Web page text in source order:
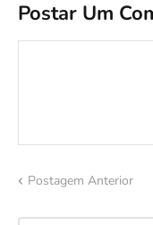
Postar Um
Postagem Anterior